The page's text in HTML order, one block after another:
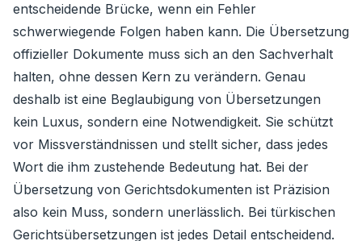
entscheidende Brücke, wenn ein Fehler
schwerwiegende Folgen haben kann. Die Übersetzung
offizieller Dokumente muss sich an den Sachverhalt
halten, ohne dessen Kern zu verändern. Genau
deshalb ist eine Beglaubigung von Übersetzungen
kein Luxus, sondern eine Notwendigkeit. Sie schützt
vor Missverständnissen und stellt sicher, dass jedes
Wort die ihm zustehende Bedeutung hat. Bei der
Übersetzung von Gerichtsdokumenten ist Präzision
also kein Muss, sondern unerlässlich. Bei türkischen
Gerichtsübersetzungen ist jedes Detail entscheidend.